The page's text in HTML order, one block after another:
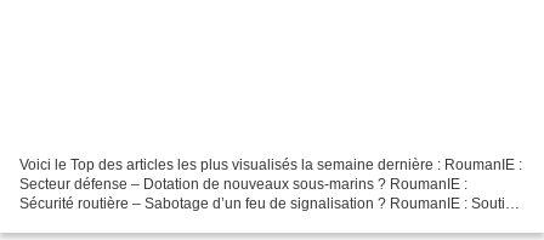
Voici le Top des articles les plus visualisés la semaine dernière : RoumanIE :
Secteur défense – Dotation de nouveaux sous-marins ? RoumanIE :
Sécurité routière – Sabotage d’un feu de signalisation ? RoumanIE : Soutien